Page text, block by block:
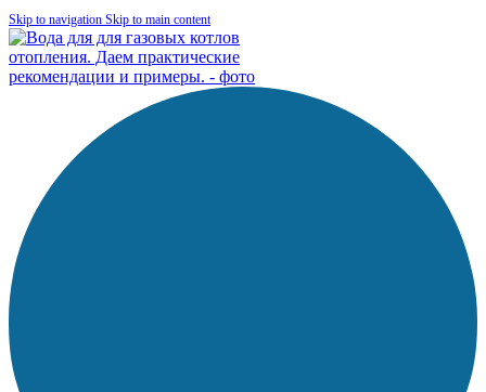
Skip to navigation Skip to main content